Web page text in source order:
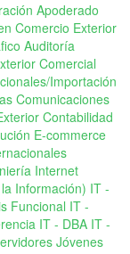
Apoderado
Comercio Exterior
Auditoría
Comercial
Importación
Comunicaciones
Contabilidad
E-commerce
Internet
Información) IT -
Funcional IT -
IT - DBA IT -
Jóvenes